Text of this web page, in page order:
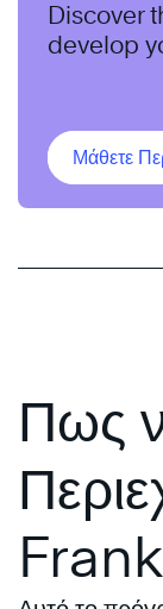
Discover
develop
Μάθετε
Πως